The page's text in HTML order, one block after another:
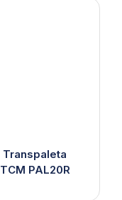
Transpaleta
TCM PAL20R